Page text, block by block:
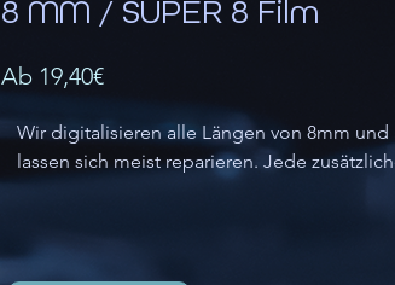
8 MM / SUPER 8 Film
Ab 19,40€
Wir digitalisieren alle Längen von 8mm
lassen sich meist reparieren. Jede